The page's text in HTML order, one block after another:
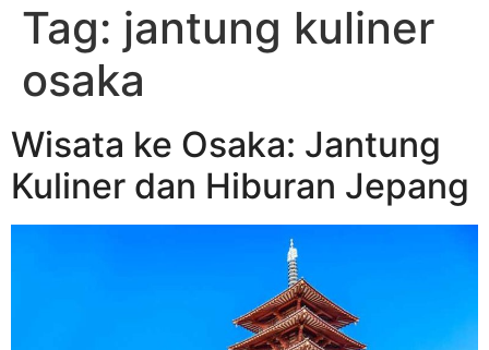
Tag: jantung kuliner
osaka
Wisata ke Osaka: Jantung
Kuliner dan Hiburan Jepang